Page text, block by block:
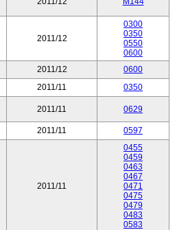
2011/12
0300
0350
0550
0600
2011/12
0600
2011/11 0350
2011/11 0629
2011/11 0597
2011/11
0455
0459
0463
0467
0471
0475
0479
0483
0583